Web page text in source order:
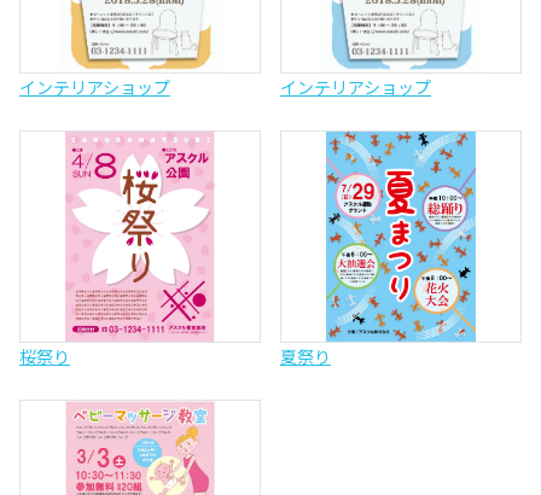
インテリアショップ インテリアショップ
桜祭り 夏祭り